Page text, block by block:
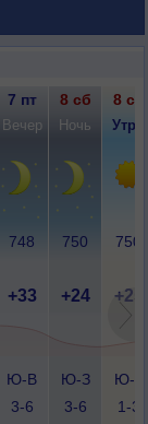
7 пт 8 сб 8 сб
Вечер Ночь Утро
748 750 750
+33 +24 +25
Ю-В
3-6
Ю-З
3-6
Ю-З
1-3